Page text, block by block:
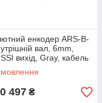
енкодер ARS-B-
вал, 6mm,
вихід, Gray, кабель
497 ₴